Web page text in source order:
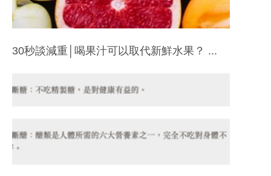
30秒談減重│喝果汁可以取代新鮮水果？ ...